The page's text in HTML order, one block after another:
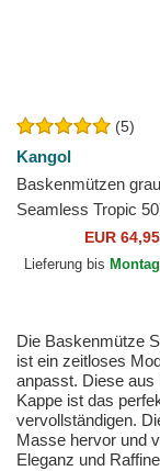
(5)
Kangol
Baskenmützen grau
Seamless Tropic
Charcoal von Kangol
EUR 64,95
Lieferung bis
Die Baskenmütze
ist ein zeitloses
anpasst. Diese aus
Kappe ist das
vervollständigen.
Masse hervor und
Eleganz und